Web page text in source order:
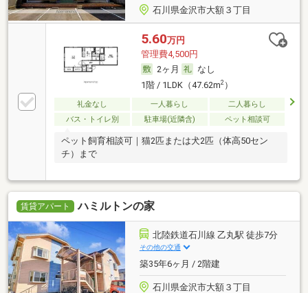
石川県金沢市大額３丁目
5.60万円
管理費4,500円
2ヶ月
なし
1階 / 1LDK（47.62m2）
礼金なし 一人暮らし
二人暮らし
バス・トイレ別
駐車場(近隣含) ペット相談可
ペット飼育相談可｜猫2匹または犬2匹（体高50セン
チ）まで
賃貸アパート ハミルトンの家
北陸鉄道石川線 乙丸駅 徒歩7分
その他の交通
築35年6ヶ月 / 2階建
石川県金沢市大額３丁目